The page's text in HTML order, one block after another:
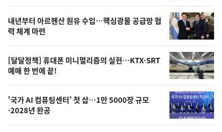
의
영
상
오
늘
의
사
진
내년부터 아르헨산 원유 수입…핵심광물 공급망 협
력 체계 마련
[달달정책] 휴대폰 미니멀리즘의 실현…KTX·SRT
예매 한 번에 끝!
'국가 AI 컴퓨팅센터' 첫 삽…1만 5000장 규모
·2028년 완공